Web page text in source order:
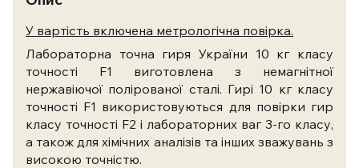
У вартість включена метрологічна повірка.
Лабораторна точна гиря України 10 кг класу
точності F1 виготовлена ​​з немагнітної
нержавіючої полірованої сталі. Гирі 10 кг класу
точності F1 використовуються для повірки гир
класу точності F2 і лабораторних ваг 3-го класу,
а також для хімічних аналізів та інших зважувань з
високою точністю.